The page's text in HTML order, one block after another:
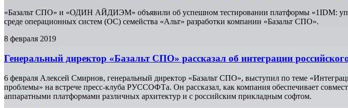
«Базальт СПО» и «ОДИН АЙДИЭМ» объявили об успешном тестировании платформы «1IDM:
среде операционных систем (ОС) семейства «Альт» разработки компании «Базальт СПО».
8 февраля 2019
Генеральный директор «Базальт СПО» рассказал об интеграции
6 февраля Алексей Смирнов, генеральный директор «Базальт СПО», выступил по теме
проблемы» на встрече пресс-клуба РУССОФТа. Он рассказал, как компания обеспечивает
аппаратными платформами различных архитектур и с российским прикладным софтом.